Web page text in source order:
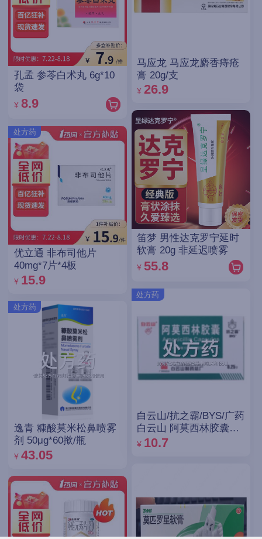
孔孟 参苓白术丸 6g*10
袋
¥ 8.9
处方药
优立通 非布司他片
40mg*7片*4板
¥ 15.9
处方药
逸青 糠酸莫米松鼻喷雾
剂 50μg*60揿/瓶
¥ 43.05
马应龙 马应龙麝香痔疮
膏 20g/支
¥ 26.9
笛梦 男性达克罗宁延时
软膏 20g 非延迟喷雾
¥ 55.8
处方药
白云山/抗之霸/BYS/广药
白云山 阿莫西林胶囊
0.25g*10粒*5板
¥ 10.7